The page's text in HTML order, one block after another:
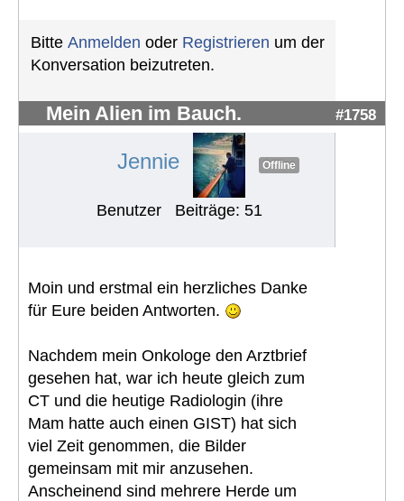
Bitte Anmelden oder Registrieren um der
Konversation beizutreten.
Mein Alien im Bauch. #1758
Jennie Offline
Benutzer Beiträge: 51
Moin und erstmal ein herzliches Danke
für Eure beiden Antworten.
Nachdem mein Onkologe den Arztbrief
gesehen hat, war ich heute gleich zum
CT und die heutige Radiologin (ihre
Mam hatte auch einen GIST) hat sich
viel Zeit genommen, die Bilder
gemeinsam mit mir anzusehen.
Anscheinend sind mehrere Herde um